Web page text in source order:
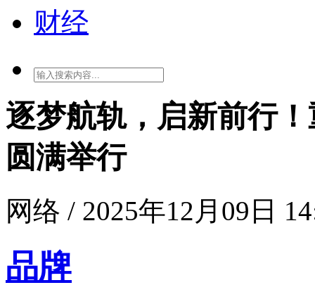
财经
逐梦航轨，启新前行
圆满举行
网络 / 2025年12月09日
品牌